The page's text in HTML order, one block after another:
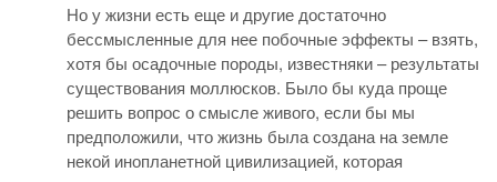
Но у жизни есть еще и другие достаточно
бессмысленные для нее побочные эффекты – взять,
хотя бы осадочные породы, известняки – результаты
существования моллюсков. Было бы куда проще
решить вопрос о смысле живого, если бы мы
предположили, что жизнь была создана на земле
некой инопланетной цивилизацией, которая